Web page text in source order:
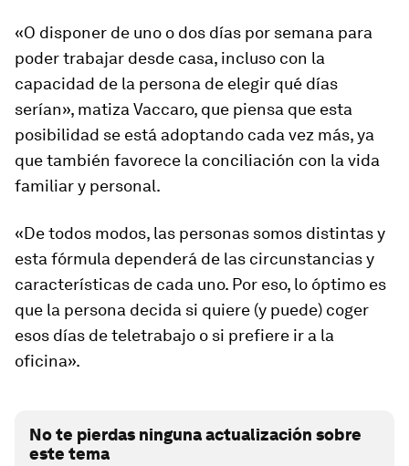
«O disponer de uno o dos días por semana para
poder trabajar desde casa, incluso con la
capacidad de la persona de elegir qué días
serían», matiza Vaccaro, que piensa que esta
posibilidad se está adoptando cada vez más, ya
que también favorece la conciliación con la vida
familiar y personal.
«De todos modos, las personas somos distintas y
esta fórmula dependerá de las circunstancias y
características de cada uno. Por eso, lo óptimo es
que la persona decida si quiere (y puede) coger
esos días de teletrabajo o si prefiere ir a la
oficina».
No te pierdas ninguna actualización sobre
este tema